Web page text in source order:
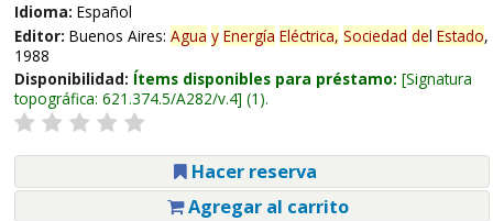
Idioma: Español
Editor: Buenos Aires: Agua y Energía Eléctrica, Sociedad del Estado,
1988
Disponibilidad: Ítems disponibles para préstamo: Signatura
topográfica: 621.374.5/A282/v.4 (1).
Hacer reserva
Agregar al carrito